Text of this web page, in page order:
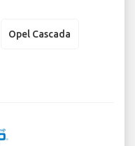
Opel Cascada